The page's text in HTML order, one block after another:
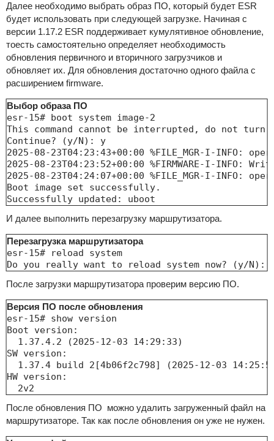
Далее необходимо выбрать образ ПО, который будет ESR
будет использовать при следующей загрузке. Начиная с
версии 1.17.2 ESR поддерживает кумулятивное обновление,
тоесть самостоятельно определяет необходимость
обновления первичного и вторичного загрузчиков и
обновляет их. Для обновления достаточно одного файла с
расширением firmware.
Выбор образа ПО
esr-15# boot system image-2
This command cannot be interrupted, do not
Continue? (y/N): y
2025-08-23T04:23:43+00:00 %FILE_MGR-I-
2025-08-23T04:23:52+00:00 %FIRMWARE-I-INFO:
2025-08-23T04:24:07+00:00 %FILE_MGR-I-
Boot image set successfully.
И далее выполнить перезагрузку маршрутизатора.
Перезагрузка маршрутизатора
esr-15# reload system
После загрузки маршрутизатора проверим версию ПО.
Версия ПО после обновления
esr-15#
Boot
1.37.4.2
SW
1.37.4 build
HW
  2v2
После обновления ПО можно удалить загруженный файл на
маршрутизаторе. Так как после обновления он уже не нужен.